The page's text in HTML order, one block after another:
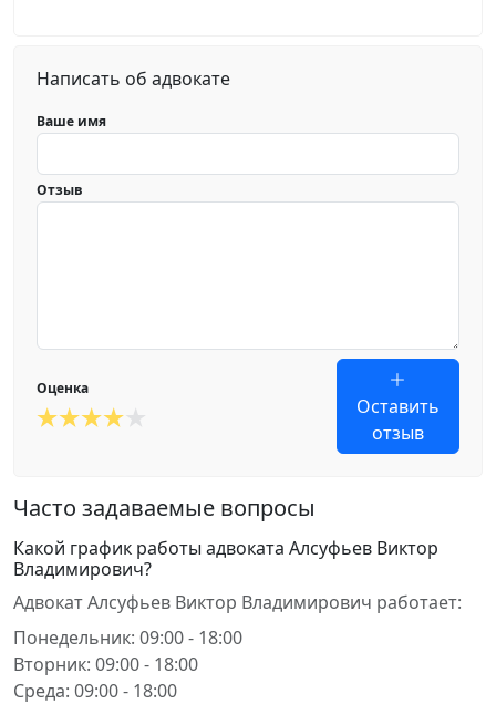
Написать об адвокате
Ваше имя
Отзыв
Оценка
Оставить
отзыв
Часто задаваемые вопросы
Какой график работы адвоката Алсуфьев Виктор
Владимирович?
Адвокат Алсуфьев Виктор Владимирович работает:
Понедельник: 09:00 - 18:00
Вторник: 09:00 - 18:00
Среда: 09:00 - 18:00